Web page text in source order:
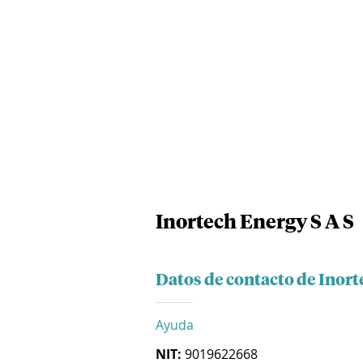
Inortech Energy S A S
Datos de contacto de
Ayuda
NIT: 9019622668